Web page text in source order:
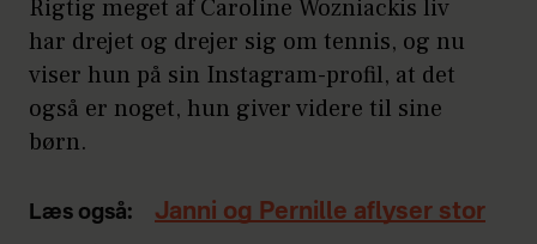
Rigtig meget af Caroline Wozniackis liv
har drejet og drejer sig om tennis, og nu
viser hun på sin Instagram-profil, at det
også er noget, hun giver videre til sine
børn.
Læs også:
Janni og Pernille aflyser stor